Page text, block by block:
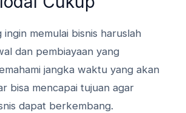
ingin memulai bisnis haruslah
dan pembiayaan yang
jangka waktu yang akan
bisa mencapai tujuan agar
dapat berkembang.